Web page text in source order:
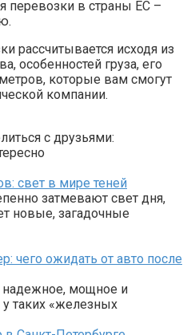
перевозки в страны ЕС –
рассчитывается исходя из
особенностей груза, его
которые вам смогут
компании.
с друзьями:
свет в мире теней
затмевают свет дня,
новые, загадочные
чего ожидать от авто после
мощное и
таких «железных